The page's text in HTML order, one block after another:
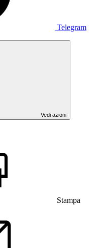
Telegram
Vedi azioni
Stampa